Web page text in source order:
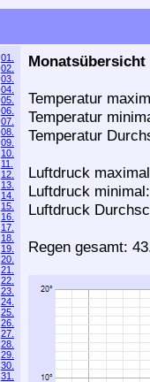
01.
02.
03.
04.
05.
06.
07.
08.
09.
10.
11.
12.
13.
14.
15.
16.
17.
18.
19.
20.
21.
22.
23.
24.
25.
26.
27.
28.
29.
30.
31.
Monatsübersicht
Temperatur
Temperatur
Temperatur
Luftdruck
Luftdruck
Luftdruck
Regen gesamt: